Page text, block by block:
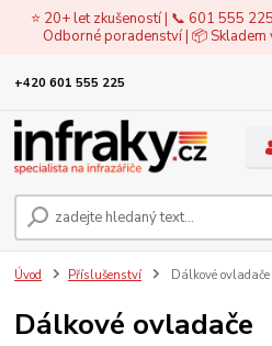
⭐ 20+ let zkušeností | 📞 601 555
Odborné poradenství | 📦 Skladem
+420 601 555 225
Úvod Příslušenství Dálkové ovladače
Dálkové ovladače